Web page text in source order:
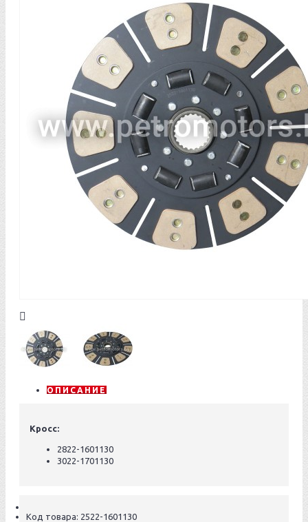
ОПИСАНИЕ
Кросс:
2822-1601130
3022-1701130
Код товара: 2522-1601130